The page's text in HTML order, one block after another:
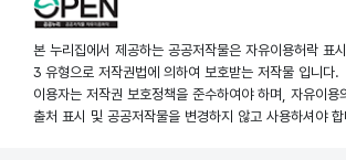
본 누리집에서 제공하는 공공저작물은 자유이용허락 표
3 유형으로 저작권법에 의하여 보호받는 저작물 입니다.
이용자는 저작권 보호정책을 준수하여야 하며, 자유이용
출처 표시 및 공공저작물을 변경하지 않고 사용하셔야